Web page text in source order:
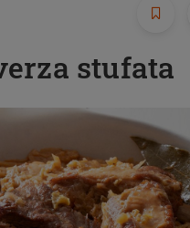
stufata